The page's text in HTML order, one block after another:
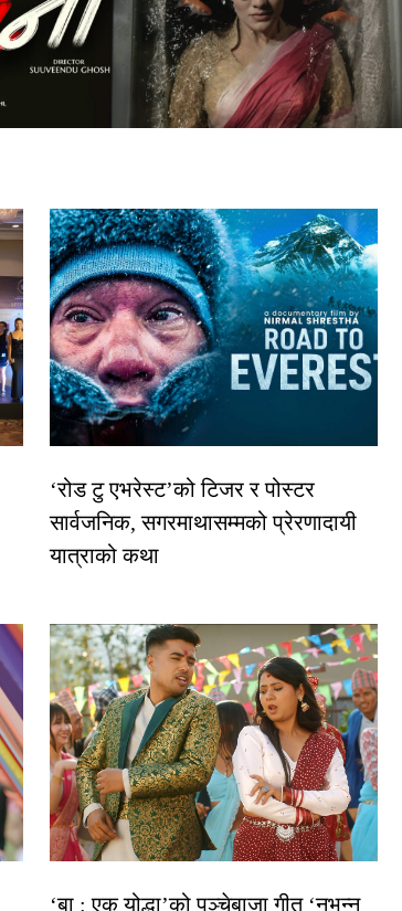
‘रोड टु एभरेस्ट’को टिजर र पोस्टर
सार्वजनिक, सगरमाथासम्मको प्रेरणादायी
यात्राको कथा
‘बा : एक योद्धा’को पञ्चेबाजा गीत ‘नभन्नू